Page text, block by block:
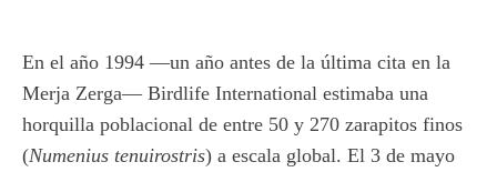
En el año 1994 —un año antes de la última cita en la
Merja Zerga— Birdlife International estimaba una
horquilla poblacional de entre 50 y 270 zarapitos finos
(Numenius tenuirostris) a escala global. El 3 de mayo